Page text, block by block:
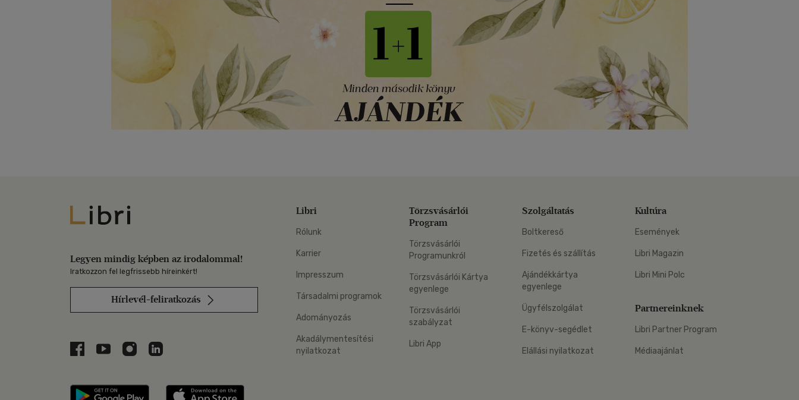
Libri
Legyen mindig képben az irodalommal!
Iratkozzon fel legfrissebb híreinkért!
Hírlevél-feliratkozás
Libri a Facebookon
Libri a Youtube-on
Libri az Instagramon
Libri a LinkedInen
Libri applikáció Szerezd meg: Google Play
Libri
Rólunk
Karrier
Impresszum
Társadalmi programok
Adományozás
Akadálymentesítési
nyilatkozat
Törzsvásárlói
Program
Törzsvásárlói
Programunkról
Törzsvásárlói Kártya
egyenlege
Törzsvásárlói
szabályzat
Libri App
Szolgáltatás
Boltkereső
Fizetés és szállítás
Ajándékkártya
egyenlege
Ügyfélszolgálat
E-könyv-segédlet
Elállási nyilatkozat
Kultúra
Események
Libri Magazin
Libri Mini Polc
Partnereinknek
Libri Partner Program
Médiaajánlat